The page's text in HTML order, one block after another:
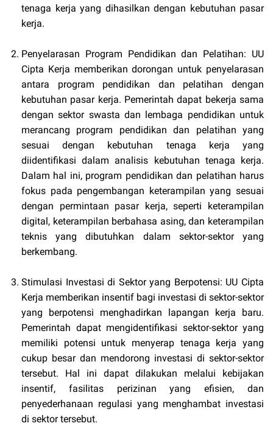
tenaga kerja yang dihasilkan dengan kebutuhan pasar
kerja.
Penyelarasan Program Pendidikan dan Pelatihan: UU
Cipta Kerja memberikan dorongan untuk penyelarasan
antara program pendidikan dan pelatihan dengan
kebutuhan pasar kerja. Pemerintah dapat bekerja sama
dengan sektor swasta dan lembaga pendidikan untuk
merancang program pendidikan dan pelatihan yang
sesuai dengan kebutuhan tenaga kerja yang
diidentifikasi dalam analisis kebutuhan tenaga kerja.
Dalam hal ini, program pendidikan dan pelatihan harus
fokus pada pengembangan keterampilan yang sesuai
dengan permintaan pasar kerja, seperti keterampilan
digital, keterampilan berbahasa asing, dan keterampilan
teknis yang dibutuhkan dalam sektor-sektor yang
berkembang.
Stimulasi Investasi di Sektor yang Berpotensi: UU Cipta
Kerja memberikan insentif bagi investasi di sektor-sektor
yang berpotensi menghadirkan lapangan kerja baru.
Pemerintah dapat mengidentifikasi sektor-sektor yang
memiliki potensi untuk menyerap tenaga kerja yang
cukup besar dan mendorong investasi di sektor-sektor
tersebut. Hal ini dapat dilakukan melalui kebijakan
insentif, fasilitas perizinan yang efisien, dan
penyederhanaan regulasi yang menghambat investasi
di sektor tersebut.